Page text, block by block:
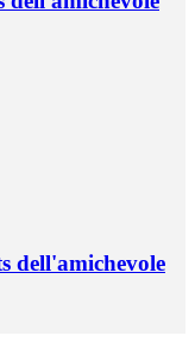
dell'amichevole